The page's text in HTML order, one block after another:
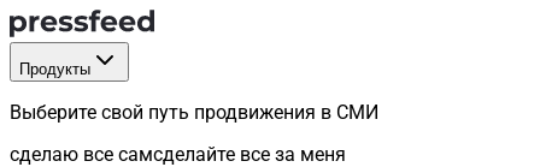
Продукты
Выберите свой путь продвижения в СМИ
сделаю все самсделайте все за меня